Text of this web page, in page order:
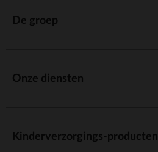
De groep
Onze diensten
Kinderverzorgings-producten